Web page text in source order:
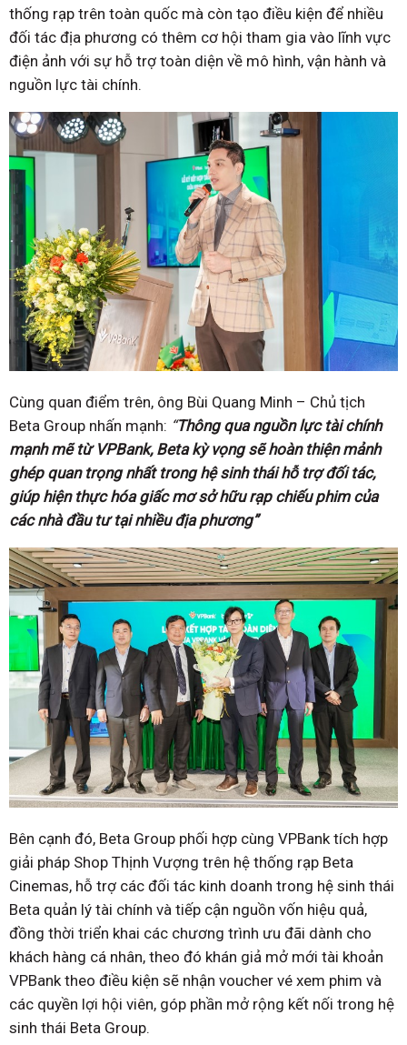
thống rạp trên toàn quốc mà còn tạo điều kiện để nhiều
đối tác địa phương có thêm cơ hội tham gia vào lĩnh vực
điện ảnh với sự hỗ trợ toàn diện về mô hình, vận hành và
nguồn lực tài chính.
Cùng quan điểm trên, ông Bùi Quang Minh – Chủ tịch
Beta Group nhấn mạnh: “Thông qua nguồn lực tài chính
mạnh mẽ từ VPBank, Beta kỳ vọng sẽ hoàn thiện mảnh
ghép quan trọng nhất trong hệ sinh thái hỗ trợ đối tác,
giúp hiện thực hóa giấc mơ sở hữu rạp chiếu phim của
các nhà đầu tư tại nhiều địa phương”
Bên cạnh đó, Beta Group phối hợp cùng VPBank tích hợp
giải pháp Shop Thịnh Vượng trên hệ thống rạp Beta
Cinemas, hỗ trợ các đối tác kinh doanh trong hệ sinh thái
Beta quản lý tài chính và tiếp cận nguồn vốn hiệu quả,
đồng thời triển khai các chương trình ưu đãi dành cho
khách hàng cá nhân, theo đó khán giả mở mới tài khoản
VPBank theo điều kiện sẽ nhận voucher vé xem phim và
các quyền lợi hội viên, góp phần mở rộng kết nối trong hệ
sinh thái Beta Group.